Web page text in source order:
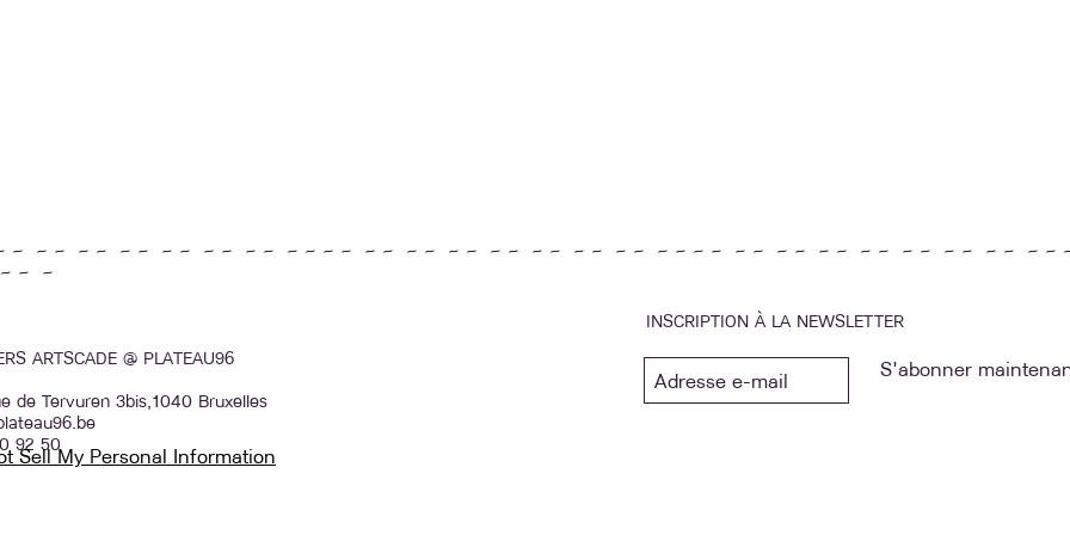
~ ~ ~ ~ ~ ~ ~ ~ ~ ~ ~ ~ ~ ~ ~ ~ ~ ~ ~ ~ ~ ~ ~ ~ ~ ~ ~ ~ ~ ~ ~ ~ ~ ~ ~ ~ ~ ~ ~ ~ ~ ~ ~ ~ ~ ~ ~ ~ ~ ~
~ ~
ARTSCADE @ PLATEAU96
de Tervuren 3bis,1040 Bruxelles
92 50
INSCRIPTION À LA NEWSLETTER
S'abonner
Sell My Personal Information